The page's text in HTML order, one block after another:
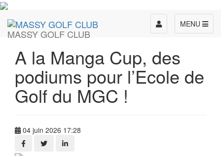
MASSY GOLF CLUB
MENU
Toggle
navigation
A la Manga Cup, des
podiums pour l’Ecole de
Golf du MGC !
04 juin 2026 17:28